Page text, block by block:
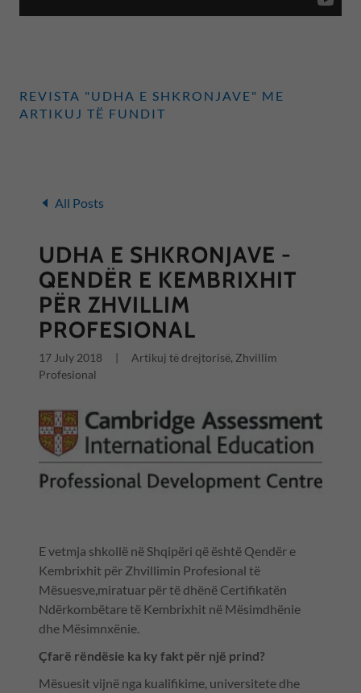
REVISTA "UDHA E SHKRONJAVE" ME
ARTIKUJ TË FUNDIT
All Posts
UDHA E SHKRONJAVE -
QENDËR E KEMBRIXHIT
PËR ZHVILLIM
PROFESIONAL
17 July 2018 |
Artikuj të drejtorisë, Zhvillim
Profesional
E vetmja shkollë në Shqipëri që është Qendër e
Kembrixhit për Zhvillimin Profesional të
Mësuesve,miratuar për të dhënë Certifikatën
Ndërkombëtare të Kembrixhit në Mësimdhënie
dhe Mësimnxënie.
Çfarë rëndësie ka ky fakt për një prind?
Mësuesit vijnë nga kualifikime, universitete dhe